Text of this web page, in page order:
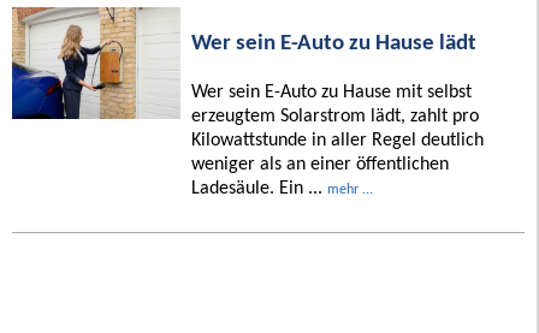
Wer sein E-Auto zu Hause lädt
Wer sein E-Auto zu Hause mit selbst
erzeugtem Solarstrom lädt, zahlt pro
Kilowattstunde in aller Regel deutlich
weniger als an einer öffentlichen
Ladesäule. Ein ... mehr ...